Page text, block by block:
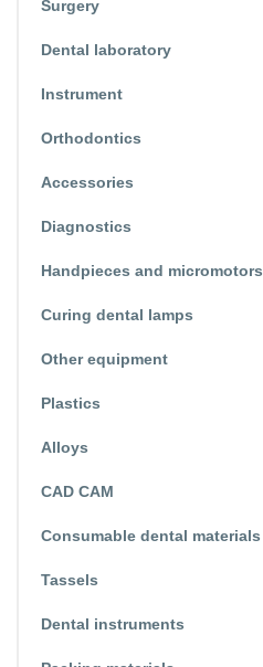
Surgery
Dental laboratory
Instrument
Orthodontics
Accessories
Diagnostics
Handpieces and micromotors
Curing dental lamps
Other equipment
Plastics
Alloys
CAD CAM
Consumable dental materials
Tassels
Dental instruments